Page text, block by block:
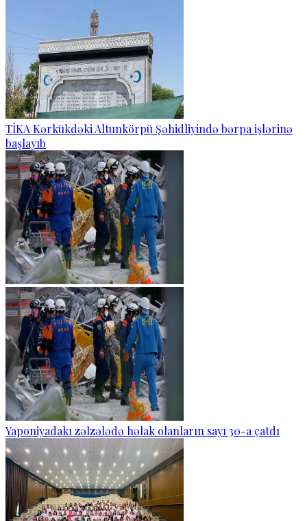
TİKA Kərkükdəki Altunkörpü Şəhidliyində bərpa işlərinə
başlayıb
Yaponiyadakı zəlzələdə həlak olanların sayı 30-a çatdı